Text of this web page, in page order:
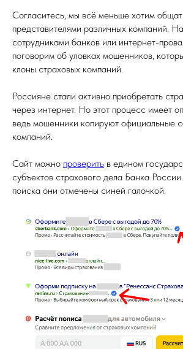
Согласитесь, мы всё меньше хотим
представителями различных компаний.
сотрудниками банков или интернет-
поговорим об уловках мошенников,
клоны страховых компаний.
Россияне стали активно приобретать
через интернет. Но этот процесс имеет
ведь мошенники копируют официальные
компаний.
Сайт можно проверить в едином
субъектов страхового дела Банка
поиска они отмечены синей галочкой.